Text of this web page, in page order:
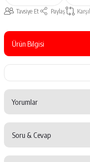
Tavsiye Et Paylaş
Ürün Bilgisi
Yorumlar
Soru & Cevap